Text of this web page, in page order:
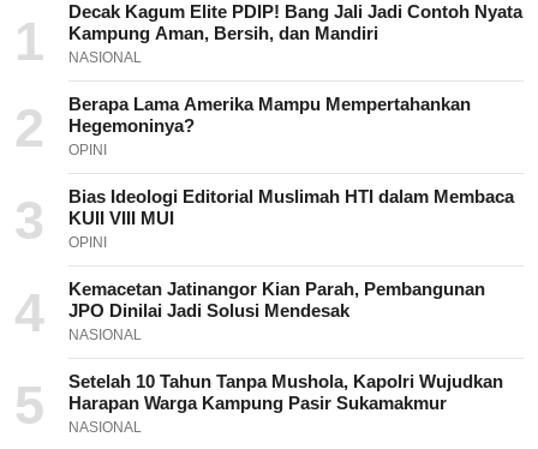
1
Decak Kagum Elite PDIP! Bang Jali Jadi Contoh Nyata
Kampung Aman, Bersih, dan Mandiri
NASIONAL
2
Berapa Lama Amerika Mampu Mempertahankan
Hegemoninya?
OPINI
3
Bias Ideologi Editorial Muslimah HTI dalam Membaca
KUII VIII MUI
OPINI
4
Kemacetan Jatinangor Kian Parah, Pembangunan
JPO Dinilai Jadi Solusi Mendesak
NASIONAL
5
Setelah 10 Tahun Tanpa Mushola, Kapolri Wujudkan
Harapan Warga Kampung Pasir Sukamakmur
NASIONAL